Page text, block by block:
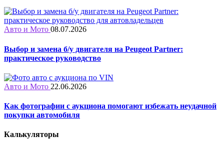
Авто и Мото 08.07.2026
Выбор и замена б/у двигателя на Peugeot Partner:
практическое руководство
Авто и Мото 22.06.2026
Как фотографии с аукциона помогают избежать неудачной
покупки автомобиля
Калькуляторы